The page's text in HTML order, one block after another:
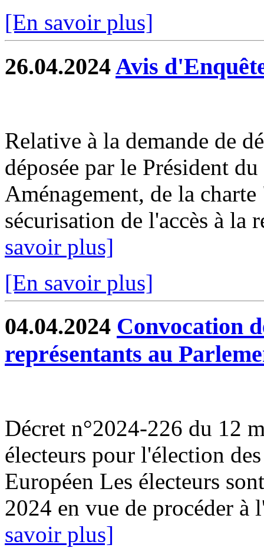
[En savoir plus]
26.04.2024Avis
Relative à la demande de
déposée par le Président
Aménagement, de la
sécurisation de l'accès à la
savoir plus]
[En savoir plus]
04.04.2024 Convocation
représentants au
Décret n°2024-226 du 12
électeurs pour l'élection
Européen Les électeurs
2024 en vue de procéder à
savoir plus]